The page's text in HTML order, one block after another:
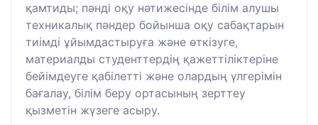
қамтиды; пәнді оқу нәтижесінде білім алушы
техникалық пәндер бойынша оқу сабақтарын
тиімді ұйымдастыруға және өткізуге,
материалды студенттердің қажеттіліктеріне
бейімдеуге қабілетті және олардың үлгерімін
бағалау, білім беру ортасының зерттеу
қызметін жүзеге асыру.